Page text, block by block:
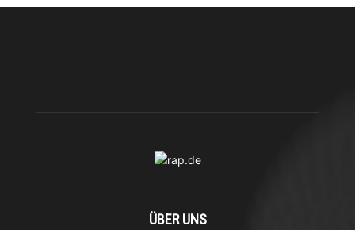
ÜBER UNS